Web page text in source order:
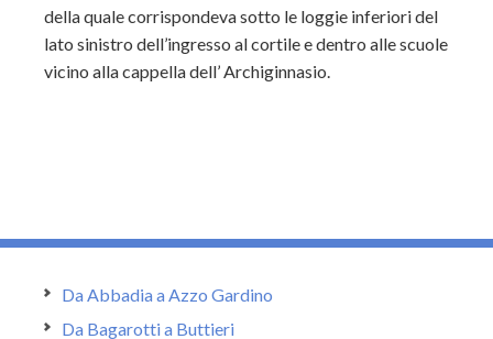
della quale corrispondeva sotto le loggie inferiori del
lato sinistro dell’ingresso al cortile e dentro alle scuole
vicino alla cappella dell’ Archiginnasio.
Da Abbadia a Azzo Gardino
Da Bagarotti a Buttieri